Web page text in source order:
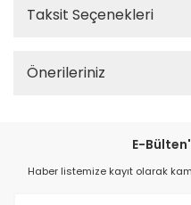
Taksit Seçenekleri
Önerileriniz
E-
Haber listemize kayıt olarak